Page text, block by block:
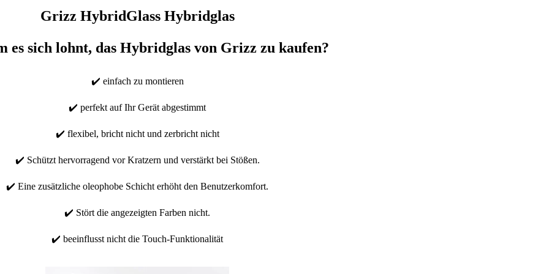
Grizz HybridGlass Hybridglas
es sich lohnt, das Hybridglas von Grizz zu kaufen?
✔️ einfach zu montieren
✔️ perfekt auf Ihr Gerät abgestimmt
✔️ flexibel, bricht nicht und zerbricht nicht
✔️ Schützt hervorragend vor Kratzern und verstärkt bei Stößen.
✔️ Eine zusätzliche oleophobe Schicht erhöht den Benutzerkomfort.
✔️ Stört die angezeigten Farben nicht.
✔️ beeinflusst nicht die Touch-Funktionalität